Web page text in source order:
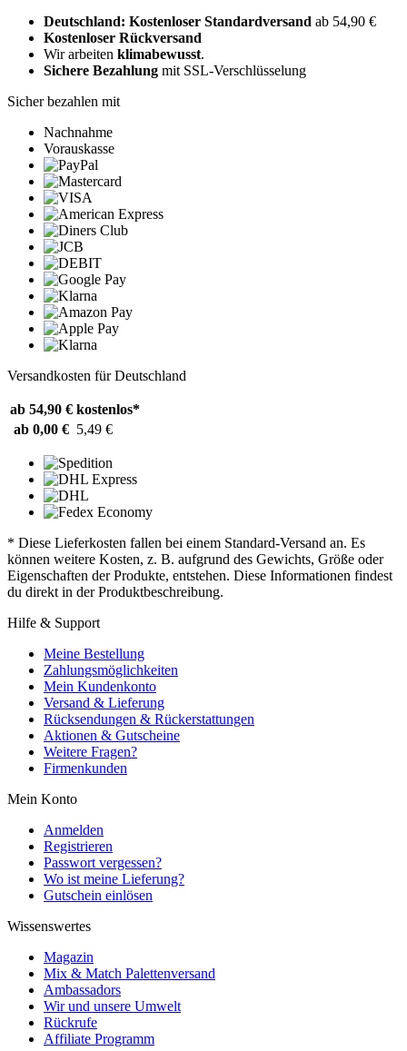
Deutschland: Kostenloser Standardversand ab 54,90 €
Kostenloser Rückversand
Wir arbeiten klimabewusst.
Sichere Bezahlung mit SSL-Verschlüsselung
Sicher bezahlen mit
Nachnahme
Vorauskasse
Versandkosten für Deutschland
ab 54,90 € kostenlos*
ab 0,00 € 5,49 €
* Diese Lieferkosten fallen bei einem Standard-Versand an. Es
können weitere Kosten, z. B. aufgrund des Gewichts, Größe oder
Eigenschaften der Produkte, entstehen. Diese Informationen findest
du direkt in der Produktbeschreibung.
Hilfe & Support
Meine Bestellung
Zahlungsmöglichkeiten
Mein Kundenkonto
Versand & Lieferung
Rücksendungen & Rückerstattungen
Aktionen & Gutscheine
Weitere Fragen?
Firmenkunden
Mein Konto
Anmelden
Registrieren
Passwort vergessen?
Wo ist meine Lieferung?
Gutschein einlösen
Wissenswertes
Magazin
Mix & Match Palettenversand
Ambassadors
Wir und unsere Umwelt
Rückrufe
Affiliate Programm